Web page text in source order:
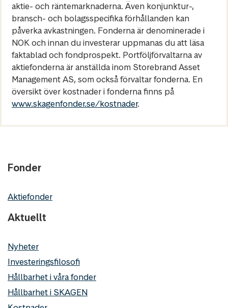
aktie- och räntemarknaderna. Även konjunktur-,
bransch- och bolagsspecifika förhållanden kan
påverka avkastningen. Fonderna är denominerade i
NOK och innan du investerar uppmanas du att läsa
faktablad och fondprospekt. Portföljförvaltarna av
aktiefonderna är anställda inom Storebrand Asset
Management AS, som också förvaltar fonderna. En
översikt över kostnader i fonderna finns på
www.skagenfonder.se/kostnader.
Fonder
Aktiefonder
Aktuellt
Nyheter
Investeringsfilosofi
Hållbarhet i våra fonder
Hållbarhet i SKAGEN